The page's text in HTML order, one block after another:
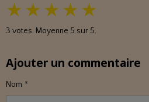
★ ★ ★ ★ ★
3 votes. Moyenne 5 sur 5.
Ajouter un commentaire
Nom